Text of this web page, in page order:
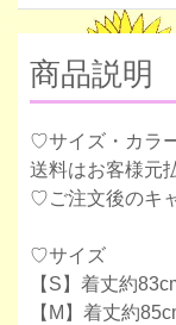
商品説明
♡サイズ・カラ
送料はお客様元
♡ご注文後のキ
♡サイズ
【S】着丈約
【M】着丈約